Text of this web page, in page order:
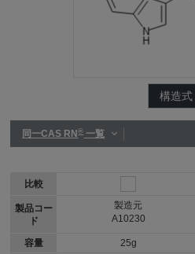
構造式
同一CAS RN®一覧
比較
製品コー
ド
容量
製造元
A10230
25g